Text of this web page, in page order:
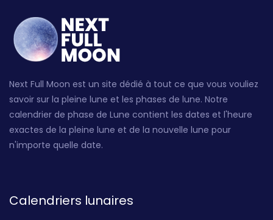
Next Full Moon est un site dédié à tout ce que vous vouliez
savoir sur la pleine lune et les phases de lune. Notre
calendrier de phase de Lune contient les dates et l'heure
exactes de la pleine lune et de la nouvelle lune pour
n'importe quelle date.
Calendriers lunaires